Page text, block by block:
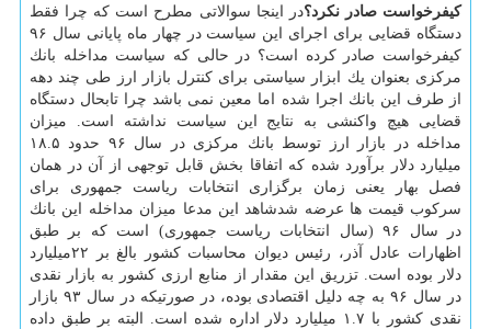
كیفرخواست صادر نكرد؟در اینجا سوالاتی مطرح است كه چرا فقط
دستگاه قضایی برای اجرای این سیاست در چهار ماه پایانی سال ۹۶
كیفرخواست صادر كرده است؟ در حالی كه سیاست مداخله بانك
مركزی بعنوان یك ابزار سیاستی برای كنترل بازار ارز طی چند دهه
از طرف این بانك اجرا شده اما معین نمی باشد چرا تابحال دستگاه
قضایی هیچ واكنشی به نتایج این سیاست نداشته است. میزان
مداخله در بازار ارز توسط بانك مركزی در سال ۹۶ حدود ۱۸.۵
میلیارد دلار برآورد شده كه اتفاقا بخش قابل توجهی از آن در همان
فصل بهار یعنی زمان برگزاری انتخابات ریاست جمهوری برای
سركوب قیمت ها عرضه شدشاهد این مدعا میزان مداخله این بانك
در سال ۹۶ (سال انتخابات ریاست جمهوری) است كه بر طبق
اظهارات عادل آذر، رئیس دیوان محاسبات كشور بالغ بر ۲۲میلیارد
دلار بوده است. تزریق این مقدار از منابع ارزی كشور به بازار نقدی
در سال ۹۶ به چه دلیل اقتصادی بوده، در صورتیكه در سال ۹۳ بازار
نقدی كشور با ۱.۷ میلیارد دلار اداره شده است. البته بر طبق داده